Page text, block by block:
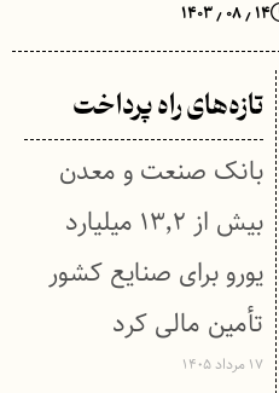
۱۴ ٫ ۰۸ ٫ ۱۴۰۳
تازه‌های راه پرداخت
بانک صنعت و معدن
بیش از ۱۳٬۲ میلیارد
یورو برای صنایع کشور
تأمین مالی کرد
۱۷ مرداد ۱۴۰۵